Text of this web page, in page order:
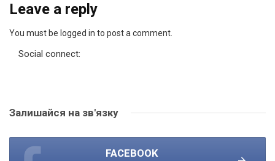
Leave a reply
You must be logged in to post a comment.
Social connect:
Залишайся на зв'язку
FACEBOOK